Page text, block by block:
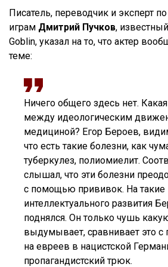
Писатель, переводчик и эксперт
играм Дмитрий Пучков,
Goblin, указал на то, что актер
теме:
Ничего общего здесь нет.
между идеологическим
медициной? Егор Бероев,
что есть такие болезни, как
туберкулез, полиомиелит.
слышал, что эти болезни
с помощью прививок. На
интеллектуального развития
поднялся. Он только чушь
выдумывает, сравнивает это с
на евреев в нацистской
пропагандистский трюк.